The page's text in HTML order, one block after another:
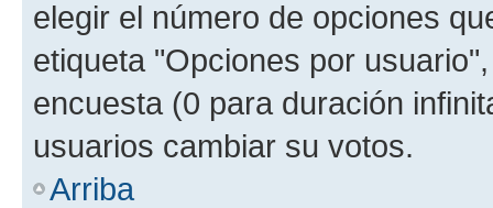
elegir el número de opciones
etiqueta "Opciones por
encuesta (0 para duración
usuarios cambiar su votos.
Arriba